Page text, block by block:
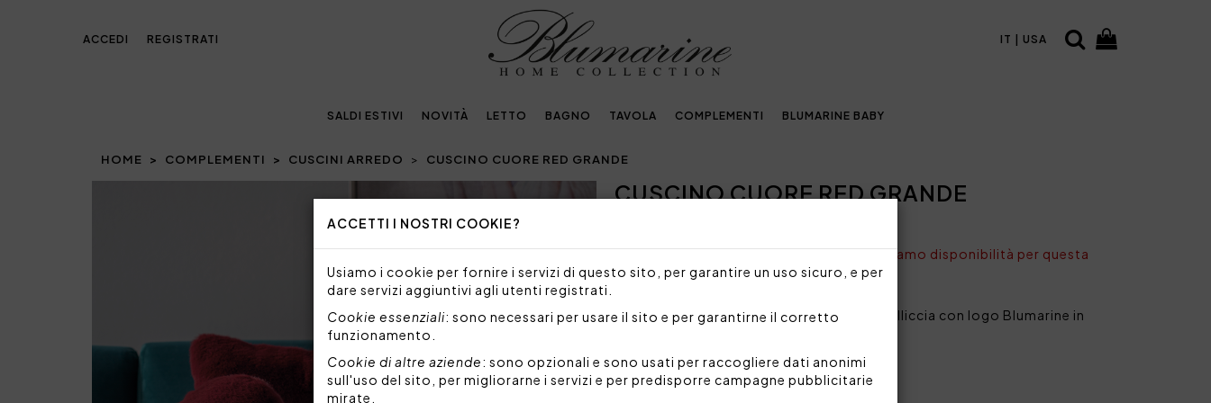
ACCETTI I NOSTRI COOKIE?
Usiamo i cookie per fornire i servizi di questo sito, per garantire un uso sicuro, e per
dare servizi aggiuntivi agli utenti registrati.
Cookie essenziali: sono necessari per usare il sito e per garantirne il corretto
funzionamento.
Cookie di altre aziende: sono opzionali e sono usati per raccogliere dati anonimi
sull'uso del sito, per migliorarne i servizi e per predisporre campagne pubblicitarie
mirate.
ACCEDI REGISTRATI IT | USA
SALDI ESTIVI NOVITÀ LETTO BAGNO TAVOLA COMPLEMENTI BLUMARINE BABY
HOME COMPLEMENTI CUSCINI ARREDO CUSCINO CUORE RED GRANDE
NextCUSCINO CUORE RED GRANDE
Siamo spiacenti, ma al momento non abbiamo disponibilità per questa
taglia.
Cuscino grande a forma di cuore in eco pelliccia con logo Blumarine in
cristalli su nastro gros grain.
Misure: 46x46 cm
Ecopelliccia: 100% poliestere